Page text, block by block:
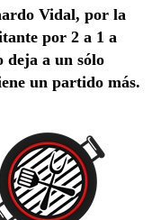
Vidal, por la
por 2 a 1 a
deja a un sólo
un partido más.